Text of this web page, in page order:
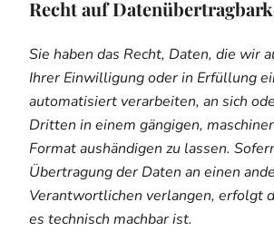
Recht auf
Sie haben das Recht, Daten, die wir
Ihrer Einwilligung oder in Erfüllung
automatisiert verarbeiten, an sich
Dritten in einem gängigen,
Format aushändigen zu lassen.
Übertragung der Daten an einen
Verantwortlichen verlangen, erfolgt
es technisch machbar ist.